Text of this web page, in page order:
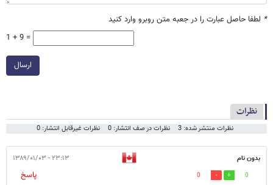
* لطفا حاصل عبارت را در جعبه متن روبرو وارد کنید
1 + 9 =
ارسال
نظرات
نظرات منتشر شده: 3 نظرات در صف انتشار: 0 نظرات غیرقابل انتشار: 0
بدون نام ۲۳:۱۳ - ۱۳۸۹/۰۱/۰۳
0
0
پاسخ